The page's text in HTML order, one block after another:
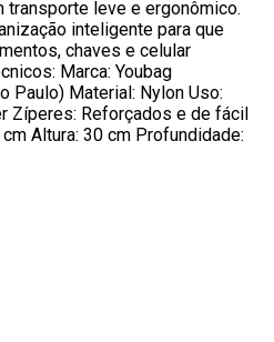
transporte leve e ergonômico.
inteligente para que
chaves e celular
Marca: Youbag
Paulo) Material: Nylon Uso:
Zíperes: Reforçados e de fácil
Altura: 30 cm Profundidade: